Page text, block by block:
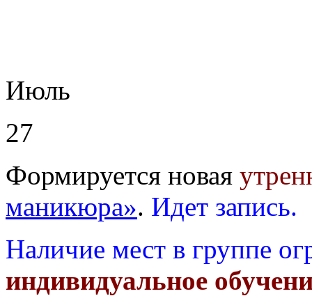
Июль
27
Формируется новая
маникюра». Идет запись.
Наличие мест в группе
индивидуальное